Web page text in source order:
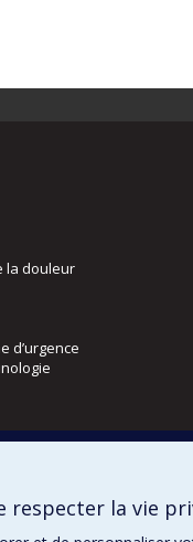
la douleur
d’urgence
respecter la vie